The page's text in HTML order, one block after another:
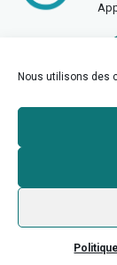
Nous utilisons des
© 2026 Ville de Billy